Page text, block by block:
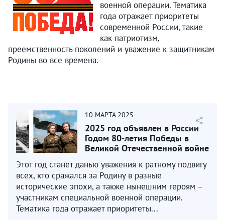
военной операции. Тематика
года отражает приоритеты
современной России, такие
как патриотизм,
преемственность поколений и уважение к защитникам
Родины во все времена.
10 МАРТА 2025
2025 год объявлен в России
Годом 80-летия Победы в
Великой Отечественной войне
Этот год станет данью уважения к ратному подвигу
всех, кто сражался за Родину в разные
исторические эпохи, а также нынешним героям –
участникам специальной военной операции.
Тематика года отражает приоритеты...